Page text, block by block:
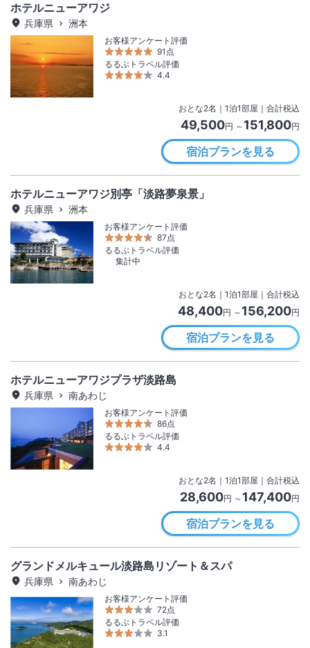
ホテルニューアワジ
兵庫県 洲本
お客様アンケート評価
91点
るるぶトラベル評価
4.4
おとな2名 ｜ 1泊1部屋｜合計税込
49,500円 ～ 151,800円
宿泊プランを見る
ホテルニューアワジ別亭「淡路夢泉景」
兵庫県 洲本
お客様アンケート評価
87点
るるぶトラベル評価
集計中
おとな2名 ｜ 1泊1部屋｜合計税込
48,400円 ～ 156,200円
宿泊プランを見る
ホテルニューアワジプラザ淡路島
兵庫県 南あわじ
お客様アンケート評価
86点
るるぶトラベル評価
4.4
おとな2名 ｜ 1泊1部屋｜合計税込
28,600円 ～ 147,400円
宿泊プランを見る
グランドメルキュール淡路島リゾート＆スパ
兵庫県 南あわじ
お客様アンケート評価
72点
るるぶトラベル評価
3.1